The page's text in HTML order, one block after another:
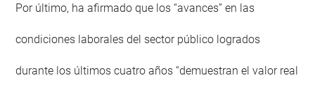
Por último, ha afirmado que los “avances” en las
condiciones laborales del sector público logrados
durante los últimos cuatro años “demuestran el valor real